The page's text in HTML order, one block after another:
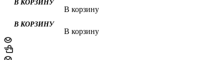
В корзину
В корзину